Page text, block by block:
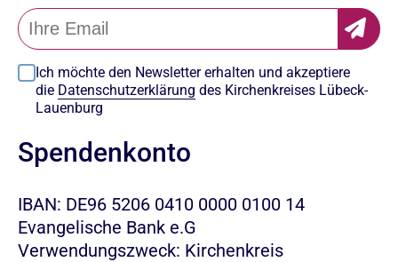
Ich möchte den Newsletter erhalten und akzeptiere
die Datenschutzerklärung des Kirchenkreises Lübeck-
Lauenburg
Spendenkonto
IBAN: DE96 5206 0410 0000 0100 14
Evangelische Bank e.G
Verwendungszweck: Kirchenkreis